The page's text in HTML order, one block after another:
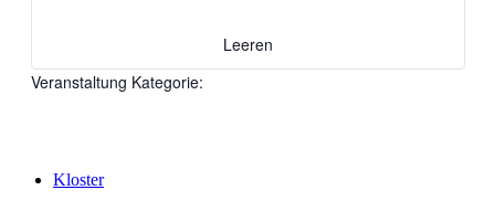
Kloster
Leeren
Veranstaltung Kategorie: